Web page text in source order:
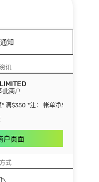
知
讯
此商户
* 满$350 *注： 帐单净总额指扣除
户页面
式